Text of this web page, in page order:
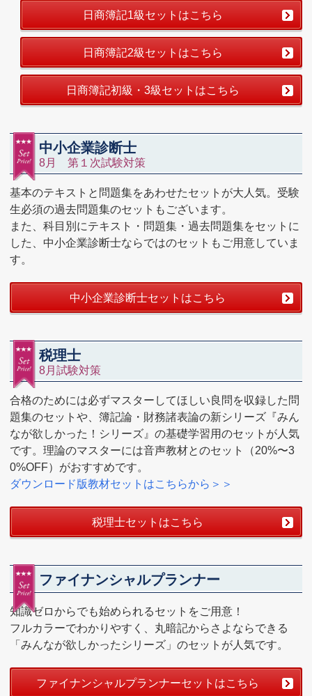
日商簿記1級セットはこちら
日商簿記2級セットはこちら
日商簿記初級・3級セットはこちら
中小企業診断士
8月 第１次試験対策
基本のテキストと問題集をあわせたセットが大人気。受験
生必須の過去問題集のセットもございます。
また、科目別にテキスト・問題集・過去問題集をセットに
した、中小企業診断士ならではのセットもご用意していま
す。
中小企業診断士セットはこちら
税理士
8月試験対策
合格のためには必ずマスターしてほしい良問を収録した問
題集のセットや、簿記論・財務諸表論の新シリーズ『みん
なが欲しかった！シリーズ』の基礎学習用のセットが人気
です。理論のマスターには音声教材とのセット（20%〜3
0%OFF）がおすすめです。
ダウンロード版教材セットはこちらから＞＞
税理士セットはこちら
ファイナンシャルプランナー
知識ゼロからでも始められるセットをご用意！
フルカラーでわかりやすく、丸暗記からさよならできる
「みんなが欲しかったシリーズ」のセットが人気です。
ファイナンシャルプランナーセットはこちら